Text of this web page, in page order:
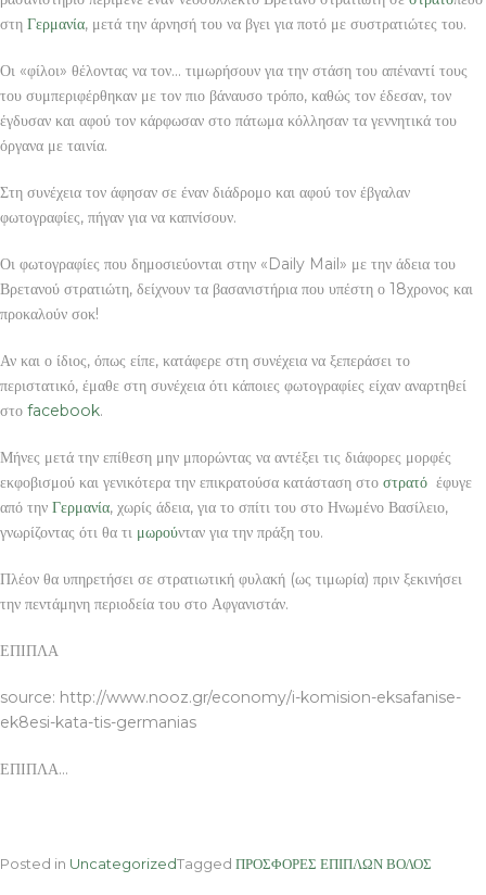
στη Γερμανία, μετά την άρνησή του να βγει για ποτό με συστρατιώτες του.
Οι «φίλοι» θέλοντας να τον… τιμωρήσουν για την στάση του απέναντί τους
του συμπεριφέρθηκαν με τον πιο βάναυσο τρόπο, καθώς τον έδεσαν, τον
έγδυσαν και αφού τον κάρφωσαν στο πάτωμα κόλλησαν τα γεννητικά του
όργανα με ταινία.
Στη συνέχεια τον άφησαν σε έναν διάδρομο και αφού τον έβγαλαν
φωτογραφίες, πήγαν για να καπνίσουν.
Οι φωτογραφίες που δημοσιεύονται στην «Daily Mail» με την άδεια του
Βρετανού στρατιώτη, δείχνουν τα βασανιστήρια που υπέστη ο 18χρονος και
προκαλούν σοκ!
Αν και ο ίδιος, όπως είπε, κατάφερε στη συνέχεια να ξεπεράσει το
περιστατικό, έμαθε στη συνέχεια ότι κάποιες φωτογραφίες είχαν αναρτηθεί
στο facebook.
Μήνες μετά την επίθεση μην μπορώντας να αντέξει τις διάφορες μορφές
εκφοβισμού και γενικότερα την επικρατούσα κατάσταση στο στρατό έφυγε
από την Γερμανία, χωρίς άδεια, για το σπίτι του στο Ηνωμένο Βασίλειο,
γνωρίζοντας ότι θα τι μωρούνταν για την πράξη του.
Πλέον θα υπηρετήσει σε στρατιωτική φυλακή (ως τιμωρία) πριν ξεκινήσει
την πεντάμηνη περιοδεία του στο Αφγανιστάν.
ΕΠΙΠΛΑ
source: http://www.nooz.gr/economy/i-komision-eksafanise-
ek8esi-kata-tis-germanias
ΕΠΙΠΛΑ…
Posted in UncategorizedTagged ΠΡΟΣΦΟΡΕΣ ΕΠΙΠΛΩΝ ΒΟΛΟΣ